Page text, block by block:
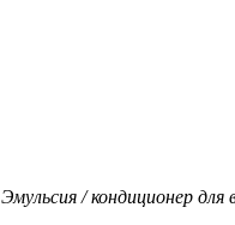
Эмульсия / кондиционер